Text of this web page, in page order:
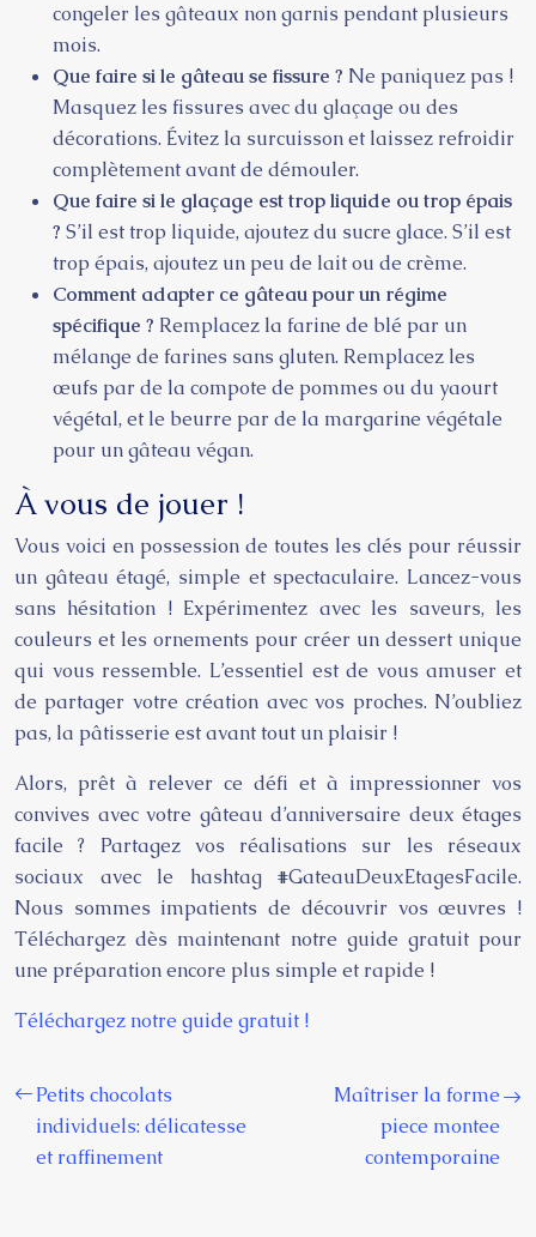
congeler les gâteaux non garnis pendant plusieurs
mois.
Que faire si le gâteau se fissure ? Ne paniquez pas !
Masquez les fissures avec du glaçage ou des
décorations. Évitez la surcuisson et laissez refroidir
complètement avant de démouler.
Que faire si le glaçage est trop liquide ou trop épais
? S’il est trop liquide, ajoutez du sucre glace. S’il est
trop épais, ajoutez un peu de lait ou de crème.
Comment adapter ce gâteau pour un régime
spécifique ? Remplacez la farine de blé par un
mélange de farines sans gluten. Remplacez les
œufs par de la compote de pommes ou du yaourt
végétal, et le beurre par de la margarine végétale
pour un gâteau végan.
À vous de jouer !
Vous voici en possession de toutes les clés pour réussir
un gâteau étagé, simple et spectaculaire. Lancez-vous
sans hésitation ! Expérimentez avec les saveurs, les
couleurs et les ornements pour créer un dessert unique
qui vous ressemble. L’essentiel est de vous amuser et
de partager votre création avec vos proches. N’oubliez
pas, la pâtisserie est avant tout un plaisir !
Alors, prêt à relever ce défi et à impressionner vos
convives avec votre gâteau d’anniversaire deux étages
facile ? Partagez vos réalisations sur les réseaux
sociaux avec le hashtag #GateauDeuxEtagesFacile.
Nous sommes impatients de découvrir vos œuvres !
Téléchargez dès maintenant notre guide gratuit pour
une préparation encore plus simple et rapide !
Téléchargez notre guide gratuit !
Petits chocolats
individuels: délicatesse
et raffinement
Maîtriser la forme
piece montee
contemporaine